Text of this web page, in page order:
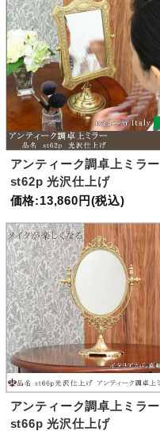
アンティーク調卓上ミラー
st62p 光沢仕上げ
価格:13,860円(税込)
アンティーク調卓上ミラー
st66p 光沢仕上げ